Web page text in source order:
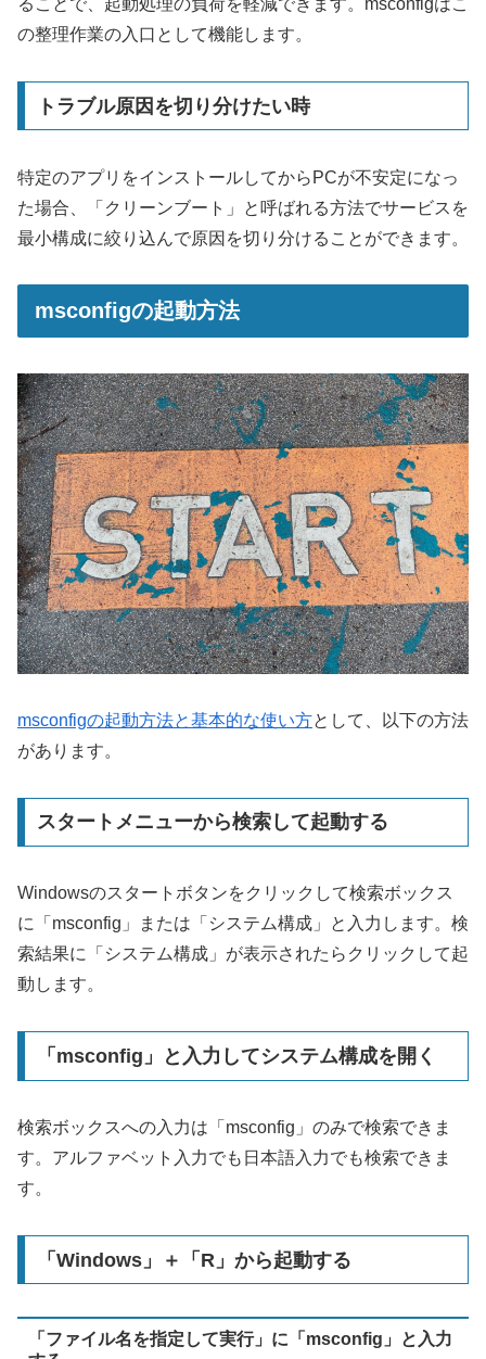
ることで、起動処理の負荷を軽減できます。msconfigはこ
の整理作業の入口として機能します。
トラブル原因を切り分けたい時
特定のアプリをインストールしてからPCが不安定になっ
た場合、「クリーンブート」と呼ばれる方法でサービスを
最小構成に絞り込んで原因を切り分けることができます。
msconfigの起動方法
msconfigの起動方法と基本的な使い方として、以下の方法
があります。
スタートメニューから検索して起動する
Windowsのスタートボタンをクリックして検索ボックス
に「msconfig」または「システム構成」と入力します。検
索結果に「システム構成」が表示されたらクリックして起
動します。
「msconfig」と入力してシステム構成を開く
検索ボックスへの入力は「msconfig」のみで検索できま
す。アルファベット入力でも日本語入力でも検索できま
す。
「Windows」＋「R」から起動する
「ファイル名を指定して実行」に「msconfig」と入力